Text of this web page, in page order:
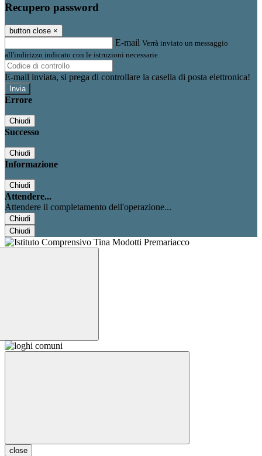
Recupero password
button close ×
E-mail Verrà inviato un messaggio
all'indirizzo indicato con le istruzioni necessarie.
E-mail inviata, si prega di controllare la casella di posta elettronica!
Errore
Chiudi
Successo
Chiudi
Informazione
Chiudi
Attendere...
Attendere il completamento dell'operazione...
Chiudi
Chiudi
close